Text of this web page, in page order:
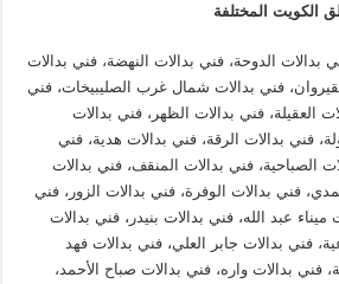
الكويت المختلفة
بدالات الدوحة، فني بدالات النهضة، فني بدالات
فني بدالات شمال غرب الصليبيخات، فني
العقيلة، فني بدالات الظهر، فني بدالات
فني بدالات الرقة، فني بدالات هدية، فني
الصباحية، فني بدالات المنقف، فني بدالات
فني بدالات الوفرة، فني بدالات الزور، فني
ميناء عبد الله، فني بدالات بنيدر، فني بدالات
فني بدالات جابر العلي، فني بدالات فهد
فني بدالات واره، فني بدالات صباح الأحمد،